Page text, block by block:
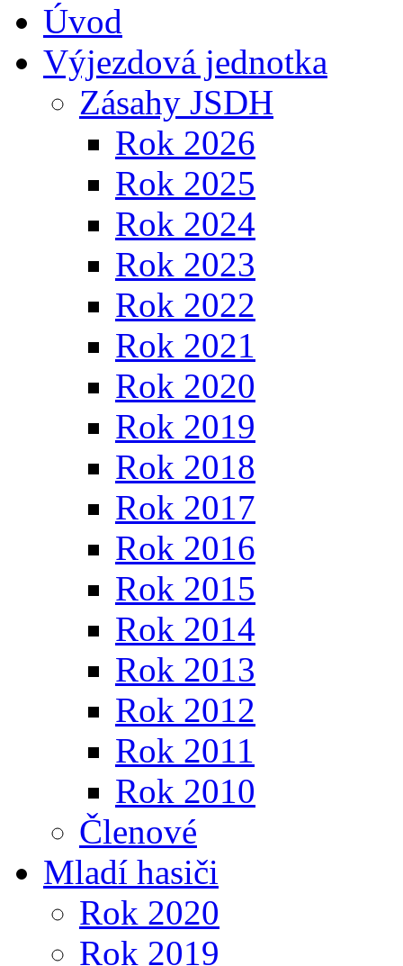
Úvod
Výjezdová jednotka
Zásahy JSDH
Rok 2026
Rok 2025
Rok 2024
Rok 2023
Rok 2022
Rok 2021
Rok 2020
Rok 2019
Rok 2018
Rok 2017
Rok 2016
Rok 2015
Rok 2014
Rok 2013
Rok 2012
Rok 2011
Rok 2010
Členové
Mladí hasiči
Rok 2020
Rok 2019